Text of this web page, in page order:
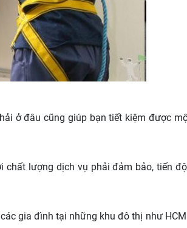
ở đâu cũng giúp bạn tiết kiệm được
lượng dịch vụ phải đảm bảo, tiến
gia đình tại những khu đô thị như